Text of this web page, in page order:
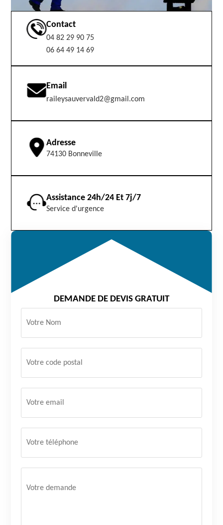
Contact
04 82 29 90 75
06 64 49 14 69
Email
raileysauvervald2@gmail.com
Adresse
74130 Bonneville
Assistance 24h/24 Et 7j/7
Service d'urgence
DEMANDE DE DEVIS GRATUIT